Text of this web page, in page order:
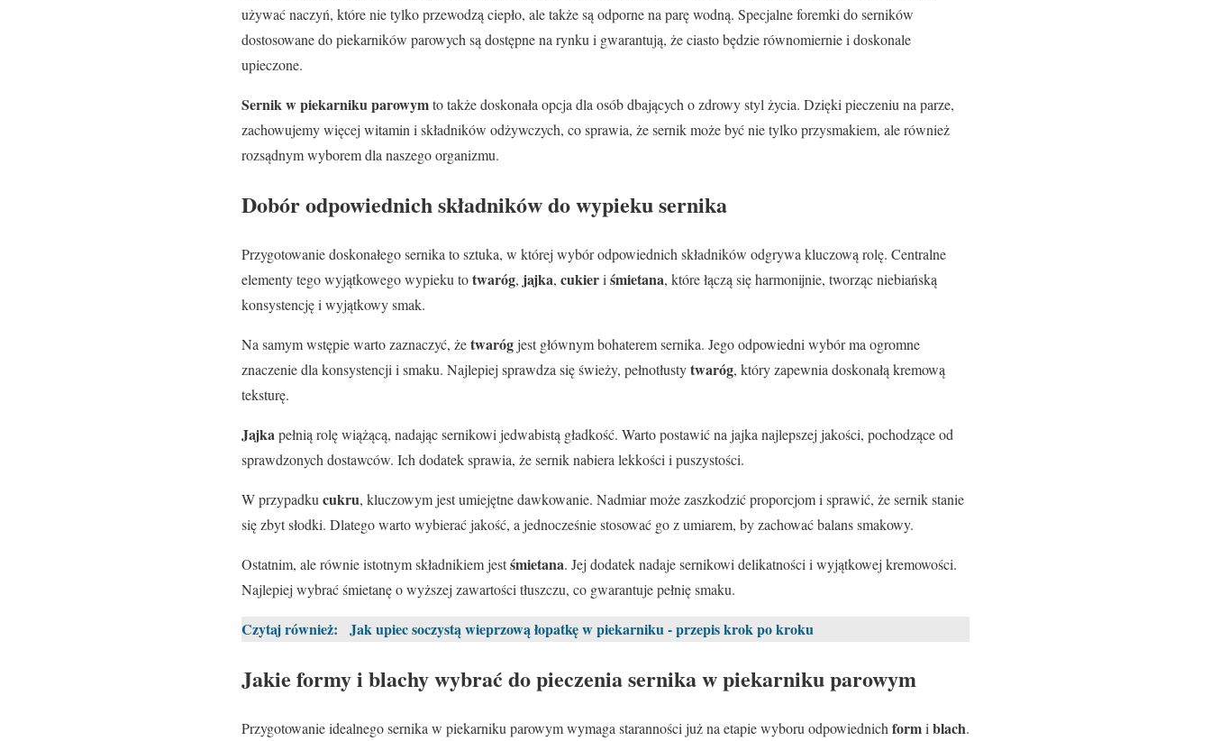
używać naczyń, które nie tylko przewodzą ciepło, ale także są odporne na parę wodną. Specjalne foremki do serników
dostosowane do piekarników parowych są dostępne na rynku i gwarantują, że ciasto będzie równomiernie i doskonale
upieczone.
Sernik w piekarniku parowymto także doskonała opcja dla osób dbających o zdrowy styl życia. Dzięki pieczeniu na parze,
zachowujemy więcej witamin i składników odżywczych, co sprawia, że sernik może być nie tylko przysmakiem, ale również
rozsądnym wyborem dla naszego organizmu.
Dobór odpowiednich składników do wypieku sernika
Przygotowanie doskonałego sernika to sztuka, w której wybór odpowiednich składników odgrywa kluczową rolę. Centralne
elementy tego wyjątkowego wypieku totwaróg, jajka, cukieri śmietana, które łączą się harmonijnie, tworząc niebiańską
konsystencję i wyjątkowy smak.
Na samym wstępie warto zaznaczyć, żetwarógjest głównym bohaterem sernika. Jego odpowiedni wybór ma ogromne
znaczenie dla konsystencji i smaku. Najlepiej sprawdza się świeży, pełnotłustytwaróg, który zapewnia doskonałą kremową
teksturę.
Jajkapełnią rolę wiążącą, nadając sernikowi jedwabistą gładkość. Warto postawić na jajka najlepszej jakości, pochodzące od
sprawdzonych dostawców. Ich dodatek sprawia, że sernik nabiera lekkości i puszystości.
W przypadku cukru, kluczowym jest umiejętne dawkowanie. Nadmiar może zaszkodzić proporcjom i sprawić, że sernik stanie
się zbyt słodki. Dlatego warto wybierać jakość, a jednocześnie stosować go z umiarem, by zachować balans smakowy.
Ostatnim, ale równie istotnym składnikiem jestśmietana. Jej dodatek nadaje sernikowi delikatności i wyjątkowej kremowości.
Najlepiej wybrać śmietanę o wyższej zawartości tłuszczu, co gwarantuje pełnię smaku.
Czytaj również: Jak upiec soczystą wieprzową łopatkę w piekarniku - przepis krok po kroku
Jakie formy i blachy wybrać do pieczenia sernika w piekarniku parowym
Przygotowanie idealnego sernika w piekarniku parowym wymaga staranności już na etapie wyboru odpowiednich formi blach.